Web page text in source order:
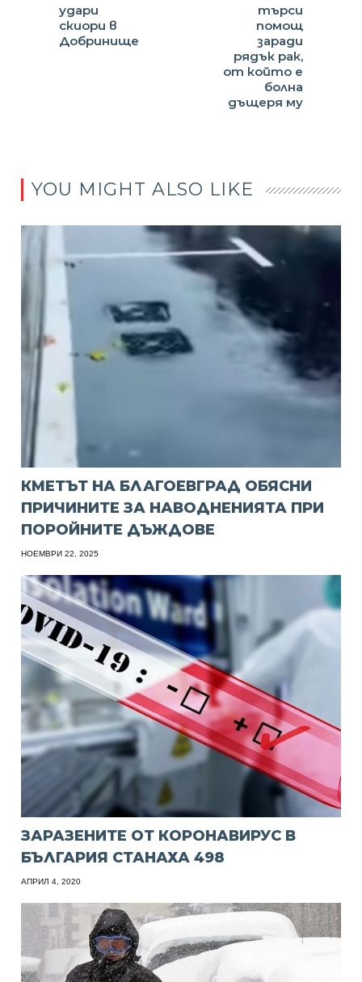
удари
скиори в
Добринище
търси
помощ
заради
рядък рак,
от който е
болна
дъщеря му
YOU MIGHT ALSO LIKE
КМЕТЪТ НА БЛАГОЕВГРАД ОБЯСНИ
ПРИЧИНИТЕ ЗА НАВОДНЕНИЯТА ПРИ
ПОРОЙНИТЕ ДЪЖДОВЕ
НОЕМВРИ 22, 2025
ЗАРАЗЕНИТЕ ОТ КОРОНАВИРУС В
БЪЛГАРИЯ СТАНАХА 498
АПРИЛ 4, 2020